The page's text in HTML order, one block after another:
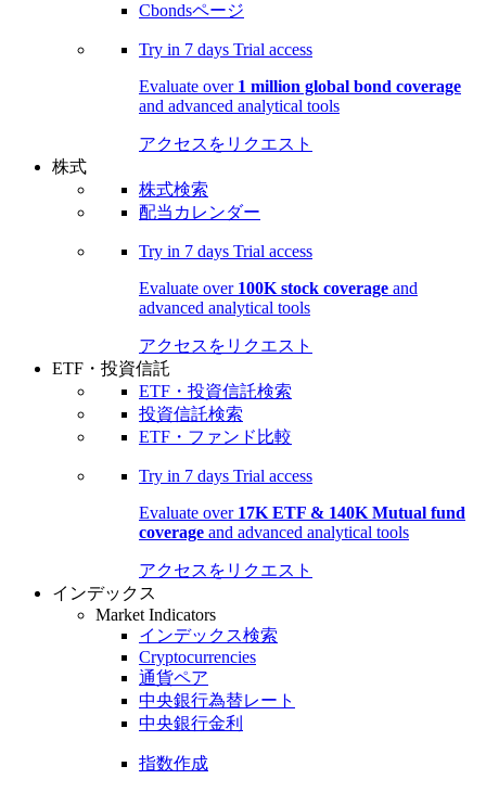
Cbondsページ
Try in 7 days Trial access
Evaluate over 1 million global bond coverage
and advanced analytical tools
アクセスをリクエスト
株式
株式検索
配当カレンダー
Try in 7 days Trial access
Evaluate over 100K stock coverage and
advanced analytical tools
アクセスをリクエスト
ETF・投資信託
ETF・投資信託検索
投資信託検索
ETF・ファンド比較
Try in 7 days Trial access
Evaluate over 17K ETF & 140K Mutual fund
coverage and advanced analytical tools
アクセスをリクエスト
インデックス
Market Indicators
インデックス検索
Cryptocurrencies
通貨ペア
中央銀行為替レート
中央銀行金利
指数作成